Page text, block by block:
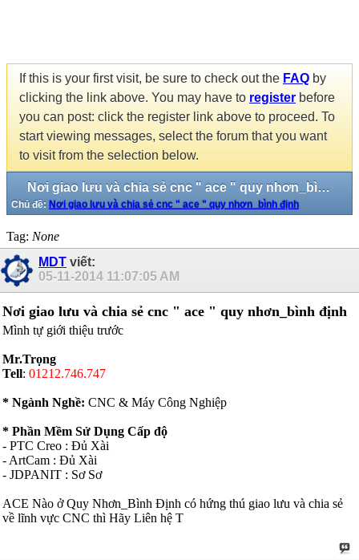
If this is your first visit, be sure to check out the FAQ by
clicking the link above. You may have to register before
you can post: click the register link above to proceed. To
start viewing messages, select the forum that you want
to visit from the selection below.
Nơi giao lưu và chia sẻ cnc " ace " quy nhơn_bình định
Chủ đề: Nơi giao lưu và chia sẻ cnc " ace " quy nhơn_bình định
Tag: None
MDT viết:
05-11-2014 11:07:05 AM
Nơi giao lưu và chia sẻ cnc " ace " quy nhơn_bình định
Mình tự giới thiệu trước
Mr.Trọng
Tell: 01212.746.747
* Ngành Nghề: CNC & Máy Công Nghiệp
* Phần Mềm Sử Dụng Cấp độ
- PTC Creo : Đủ Xài
- ArtCam : Đủ Xài
- JDPANIT : Sơ Sơ
ACE Nào ở Quy Nhơn_Bình Định có hứng thú giao lưu và chia sẻ
về lĩnh vực CNC thì Hãy Liên hệ T